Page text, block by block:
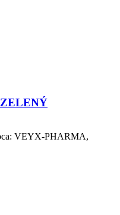
VEYX-PHARMA,